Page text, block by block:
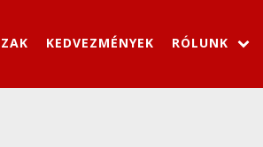
KEDVEZMÉNYEK RÓLUNK